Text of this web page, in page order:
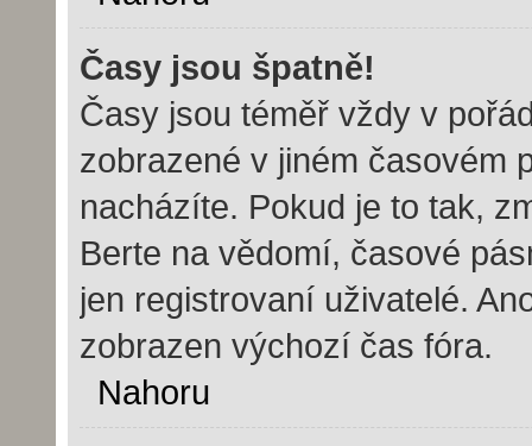
Časy jsou špatně!
Časy jsou téměř vždy v
zobrazené v jiném časovém
nacházíte. Pokud je to tak,
Berte na vědomí, časové
jen registrovaní uživatelé.
zobrazen výchozí čas fóra.
Nahoru